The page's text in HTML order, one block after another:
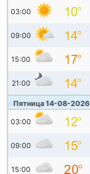
03:00
09:00
15:00
21:00
Пятница 14-08-2026
03:00
09:00
15:00